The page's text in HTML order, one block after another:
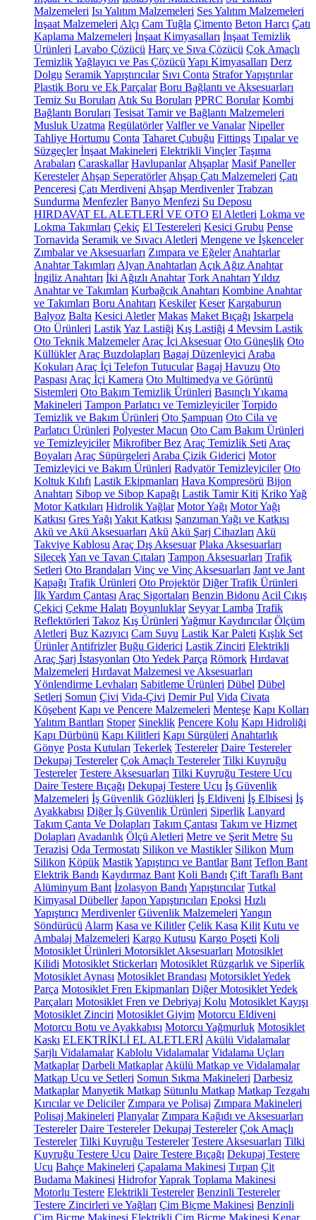
Malzemeleri Isı Yalıtım Malzemeleri Ses Yalıtım Malzemeleri
İnşaat Malzemeleri Alçı Cam Tuğla Çimento Beton Harcı Çatı
Kaplama Malzemeleri İnşaat Kimyasalları İnşaat Temizlik
Ürünleri Lavabo Çözücü Harç ve Sıva Çözücü Çok Amaçlı
TemizlikYağlayıcı ve Pas Çözücü Yapı Kimyasalları Derz
Dolgu Seramik Yapıştırıcılar Sıvı Conta Strafor Yapıştırılar
Plastik Boru ve Ek Parçalar Boru Bağlantı ve Aksesuarları
Temiz Su Boruları Atık Su Boruları PPRC Borular Kombi
Bağlantı Boruları Tesisat Tamir ve Bağlantı Malzemeleri
Musluk Uzatma Regülatörler Valfler ve Vanalar Nipeller
Tahliye Hortumu Conta Taharet Çubuğu Fittings Tıpalar ve
Süzgeçler İnşaat Makineleri Elektrikli Vinçler Taşıma
Arabaları Caraskallar Havlupanlar Ahşaplar Masif Paneller
Keresteler Ahşap Seperatörler Ahşap Çatı Malzemeleri Çatı
Penceresi Çatı Merdiveni Ahşap Merdivenler Trabzan
Sundurma Menfezler Banyo Menfezi Su Deposu
HIRDAVAT EL ALETLERİ VE OTO El Aletleri Lokma ve
Lokma Takımları Çekiç El Testereleri Kesici Grubu Pense
Tornavida Seramik ve Sıvacı Aletleri Mengene ve İşkenceler
Zımbalar ve Aksesuarları Zımpara ve Eğeler Anahtarlar
Anahtar Takımları Alyan Anahtarları Açık Ağız Anahtar
İngiliz Anahtarı İki Ağızlı Anahtar Tork Anahtarı Yıldız
Anahtar ve Takımları Kurbağcık Anahtarı Kombine Anahtar
ve Takımları Boru Anahtarı Keskiler Keser Kargaburun
Balyoz Balta Kesici Aletler Makas Maket Bıçağı Iskarpela
Oto Ürünleri LastikYaz Lastiği Kış Lastiği 4 Mevsim Lastik
Oto Teknik Malzemeler Araç İçi Aksesuar Oto Güneşlik Oto
Küllükler Araç Buzdolapları Bagaj Düzenleyici Araba
Kokuları Araç İçi Telefon Tutucular Bagaj Havuzu Oto
Paspası Araç İçi Kamera Oto Multimedya ve Görüntü
Sistemleri Oto Bakım Temizlik Ürünleri Basınçlı Yıkama
Makineleri Tampon Parlatıcı ve Temizleyiciler Torpido
Temizlik ve Bakım Ürünleri Oto Şampuan Oto Cila ve
Parlatıcı Ürünleri Polyester Macun Oto Cam Bakım Ürünleri
ve Temizleyiciler Mikrofiber Bez Araç Temizlik Seti Araç
Boyaları Araç Süpürgeleri Araba Çizik Giderici Motor
Temizleyici ve Bakım Ürünleri Radyatör Temizleyiciler Oto
Koltuk Kılıfı Lastik Ekipmanları Hava Kompresörü Bijon
Anahtarı Sibop ve Sibop Kapağı Lastik Tamir Kiti KrikoYağ
Motor Katkıları Hidrolik Yağlar Motor Yağı Motor Yağı
Katkısı Gres Yağı Yakıt Katkısı Şanzıman Yağı ve Katkısı
Akü ve Akü Aksesuarları Akü Akü Şarj Cihazları Akü
Takviye Kablosu Araç Dış Aksesuar Plaka Aksesuarları
SilecekYan ve Tavan Çıtaları Tampon Aksesuarları Trafik
Setleri Oto Brandaları Vinç ve Vinç Aksesuarları Jant ve Jant
Kapağı Trafik Ürünleri Oto Projektör Diğer Trafik Ürünleri
İlk Yardım Çantası Araç Sigortaları Benzin Bidonu Acil Çıkış
Çekici Çekme Halatı Boyunluklar Seyyar Lamba Trafik
Reflektörleri Takoz Kış Ürünleri Yağmur Kaydırıcılar Ölçüm
Aletleri Buz Kazıyıcı Cam Suyu Lastik Kar Paleti Kışlık Set
Ürünler Antifrizler Buğu Giderici Lastik Zinciri Elektrikli
Araç Şarj İstasyonları Oto Yedek Parça Römork Hırdavat
Malzemeleri Hırdavat Malzemesi ve Aksesuarları
Yönlendirme Levhaları Sabitleme Ürünleri Dübel Dübel
Setleri Somun Çivi Vida-Çivi Demir Pul Vida Civata
Köşebent Kapı ve Pencere Malzemeleri Menteşe Kapı Kolları
Yalıtım Bantları Stoper Sineklik Pencere Kolu Kapı Hidroliği
Kapı Dürbünü Kapı Kilitleri Kapı Sürgüleri Anahtarlık
Gönye Posta Kutuları Tekerlek Testereler Daire Testereler
Dekupaj Testereler Çok Amaçlı Testereler Tilki Kuyruğu
Testereler Testere Aksesuarları Tilki Kuyruğu Testere Ucu
Daire Testere Bıçağı Dekupaj Testere Ucu İş Güvenlik
Malzemeleri İş Güvenlik Gözlükleri İş Eldiveni İş Elbisesi İş
Ayakkabısı Diğer İş Güvenlik Ürünleri Siperlik Lanyard
Takım Çanta Ve Dolapları Takım Çantası Takım ve Hizmet
Dolapları Avadanlık Ölçü Aletleri Metre ve Şerit Metre Su
Terazisi Oda Termostatı Silikon ve Mastikler Silikon Mum
Silikon Köpük MastikYapıştırıcı ve Bantlar Bant Teflon Bant
Elektrik Bandı Kaydırmaz Bant Koli Bandı Çift Taraflı Bant
Alüminyum Bant İzolasyon Bandı Yapıştırıcılar Tutkal
Kimyasal Dübeller Japon Yapıştırıcıları Epoksi Hızlı
Yapıştırıcı Merdivenler Güvenlik Malzemeleri Yangın
Söndürücü Alarm Kasa ve Kilitler Çelik Kasa Kilit Kutu ve
Ambalaj Malzemeleri Kargo Kutusu Kargo Poşeti Koli
Motosiklet Ürünleri Motorsiklet Aksesuarları Motosiklet
Kilidi Motosiklet Stickerları Motosiklet Rüzgarlık ve Siperlik
Motosiklet Aynası Motosiklet Brandası Motorsiklet Yedek
Parça Motosiklet Fren Ekipmanları Diğer Motosiklet Yedek
Parçaları Motosiklet Fren ve Debriyaj Kolu Motosiklet Kayışı
Motosiklet Zinciri Motosiklet Giyim Motorcu Eldiveni
Motorcu Botu ve Ayakkabısı Motorcu Yağmurluk Motosiklet
Kaskı ELEKTRİKLİ EL ALETLERİ Akülü Vidalamalar
Şarjlı Vidalamalar Kablolu Vidalamalar Vidalama Uçları
Matkaplar Darbeli Matkaplar Akülü Matkap ve Vidalamalar
Matkap Ucu ve Setleri Somun Sıkma Makineleri Darbesiz
Matkaplar Manyetik Matkap Sütunlu Matkap Matkap Tezgahı
Kırıcılar ve Deliciler Zımpara ve Polisaj Zımpara Makineleri
Polisaj Makineleri Planyalar Zımpara Kağıdı ve Aksesuarları
Testereler Daire Testereler Dekupaj Testereler Çok Amaçlı
Testereler Tilki Kuyruğu Testereler Testere Aksesuarları Tilki
Kuyruğu Testere Ucu Daire Testere Bıçağı Dekupaj Testere
Ucu Bahçe Makineleri Çapalama Makinesi Tırpan Çit
Budama Makinesi HidroforYaprak Toplama Makinesi
Motorlu Testere Elektrikli Testereler Benzinli Testereler
Testere Zincirleri ve Yağları Çim Biçme Makinesi Benzinli
Çim Biçme Makinesi Elektrikli Çim Biçme Makinesi Kenar